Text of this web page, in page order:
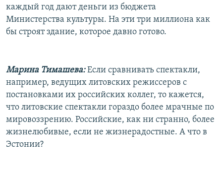
каждый год дают деньги из бюджета
Министерства культуры. На эти три миллиона как
бы строят здание, которое давно готово.
Марина Тимашева:Если сравнивать спектакли,
например, ведущих литовских режиссеров с
постановками их российских коллег, то кажется,
что литовские спектакли гораздо более мрачные по
мировоззрению. Российские, как ни странно, более
жизнелюбивые, если не жизнерадостные. А что в
Эстонии?